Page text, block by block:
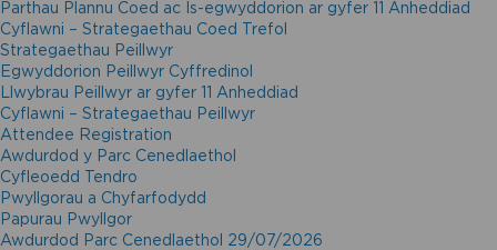
Parthau Plannu Coed ac Is-egwyddorion ar gyfer 11 Anheddiad
Cyflawni – Strategaethau Coed Trefol
Strategaethau Peillwyr
Egwyddorion Peillwyr Cyffredinol
Llwybrau Peillwyr ar gyfer 11 Anheddiad
Cyflawni – Strategaethau Peillwyr
Attendee Registration
Awdurdod y Parc Cenedlaethol
Cyfleoedd Tendro
Pwyllgorau a Chyfarfodydd
Papurau Pwyllgor
Awdurdod Parc Cenedlaethol 29/07/2026